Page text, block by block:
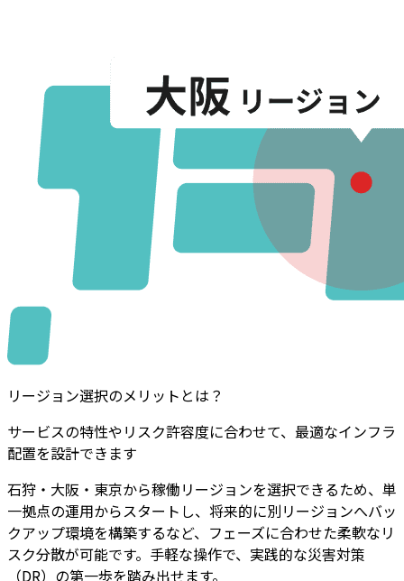
リージョン選択のメリットとは？
サービスの特性やリスク許容度に合わせて、最適なインフラ
配置を設計できます
石狩・大阪・東京から稼働リージョンを選択できるため、単
一拠点の運用からスタートし、将来的に別リージョンへバッ
クアップ環境を構築するなど、フェーズに合わせた柔軟なリ
スク分散が可能です。手軽な操作で、実践的な災害対策
（DR）の第一歩を踏み出せます。